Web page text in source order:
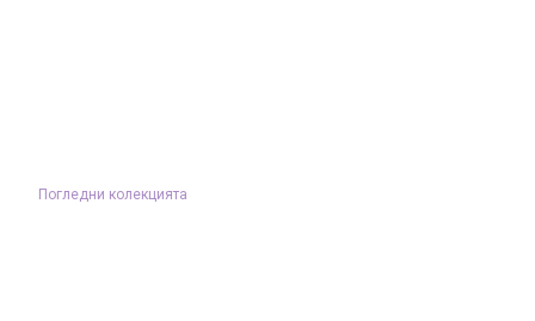
Погледни колекцията